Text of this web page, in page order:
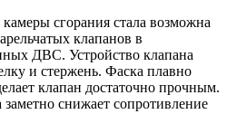
сгорания стала возможна
клапанов в
ДВС. Устройство клапана
и стержень. Фаска плавно
клапан достаточно прочным.
снижает сопротивление